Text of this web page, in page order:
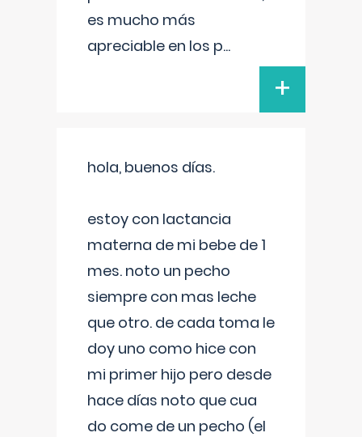
es mucho más
apreciable en los p...
+
hola, buenos días.
estoy con lactancia
materna de mi bebe de 1
mes. noto un pecho
siempre con mas leche
que otro. de cada toma le
doy uno como hice con
mi primer hijo pero desde
hace días noto que cua
do come de un pecho (el